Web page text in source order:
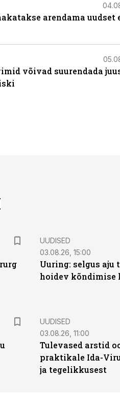
arendama uudset
võivad suurendada
UUDISED
03.08.26, 15:00
Uuring: selgus aju
hoidev kõndimise
UUDISED
03.08.26, 11:00
Tulevased arstid
praktikale Ida-
ja tegelikkusest